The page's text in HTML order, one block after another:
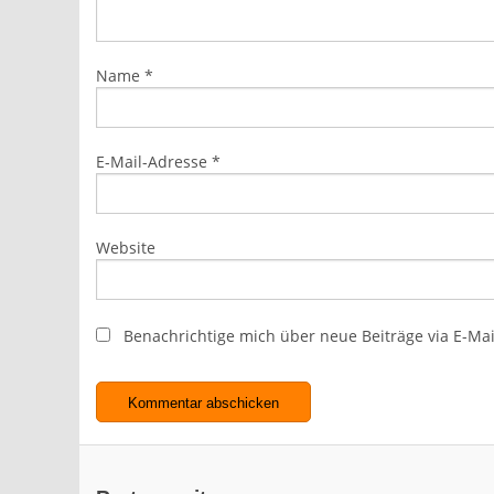
Name *
E-Mail-Adresse *
Website
Benachrichtige mich über neue Beiträge via E-